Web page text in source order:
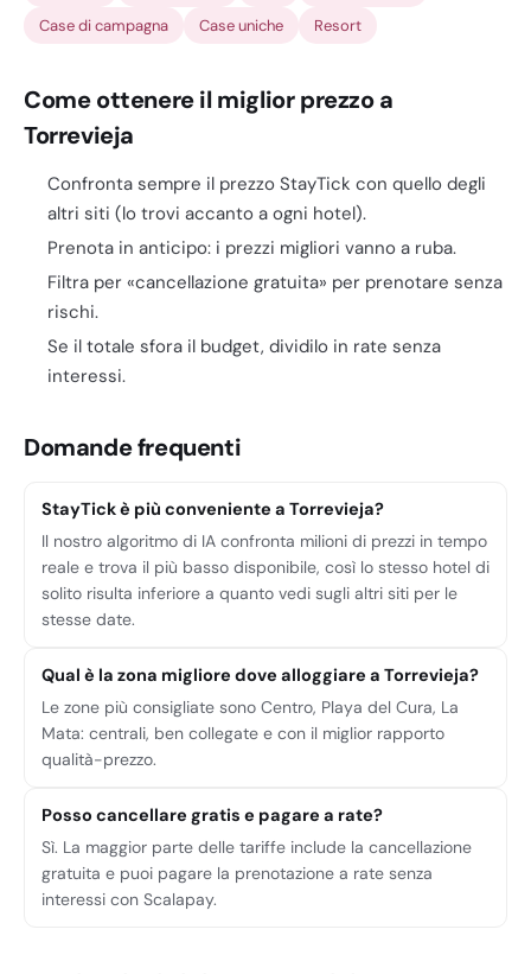
Case di campagna
Case uniche Resort
Come ottenere il miglior prezzo a
Torrevieja
Confronta sempre il prezzo StayTick con quello degli
altri siti (lo trovi accanto a ogni hotel).
Prenota in anticipo: i prezzi migliori vanno a ruba.
Filtra per «cancellazione gratuita» per prenotare senza
rischi.
Se il totale sfora il budget, dividilo in rate senza
interessi.
Domande frequenti
StayTick è più conveniente a Torrevieja?
Il nostro algoritmo di IA confronta milioni di prezzi in tempo
reale e trova il più basso disponibile, così lo stesso hotel di
solito risulta inferiore a quanto vedi sugli altri siti per le
stesse date.
Qual è la zona migliore dove alloggiare a Torrevieja?
Le zone più consigliate sono Centro, Playa del Cura, La
Mata: centrali, ben collegate e con il miglior rapporto
qualità-prezzo.
Posso cancellare gratis e pagare a rate?
Sì. La maggior parte delle tariffe include la cancellazione
gratuita e puoi pagare la prenotazione a rate senza
interessi con Scalapay.